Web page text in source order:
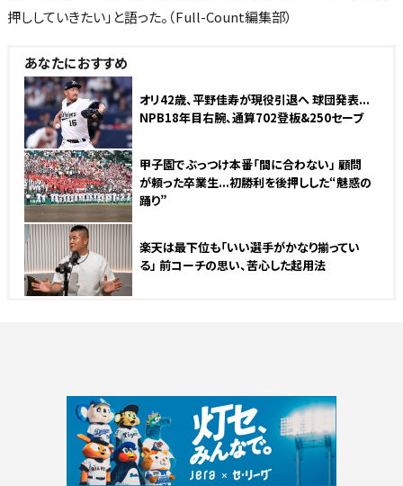
押ししていきたい」と語った。（Full-Count編集部）
あなたにおすすめ
オリ42歳、平野佳寿が現役引退へ 球団発表...
NPB18年目右腕、通算702登板&250セーブ
甲子園でぶっつけ本番「間に合わない」 顧問
が頼った卒業生...初勝利を後押しした“魅惑の
踊り”
楽天は最下位も「いい選手がかなり揃ってい
る」 前コーチの思い、苦心した起用法